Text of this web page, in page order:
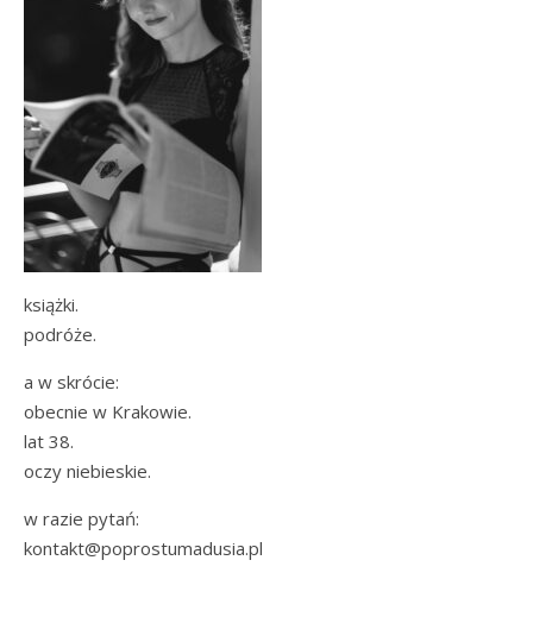
książki.
podróże.
a w skrócie:
obecnie w Krakowie.
lat 38.
oczy niebieskie.
w razie pytań:
kontakt@poprostumadusia.pl